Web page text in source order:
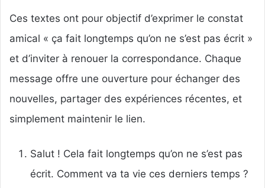
Ces textes ont pour objectif d’exprimer le constat
amical « ça fait longtemps qu’on ne s’est pas écrit »
et d’inviter à renouer la correspondance. Chaque
message offre une ouverture pour échanger des
nouvelles, partager des expériences récentes, et
simplement maintenir le lien.
Salut ! Cela fait longtemps qu’on ne s’est pas
écrit. Comment va ta vie ces derniers temps ?